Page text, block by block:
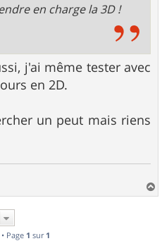
en charge la 3D !
j'ai même tester avec
en 2D.
un peut mais riens
a
Page 1 sur 1